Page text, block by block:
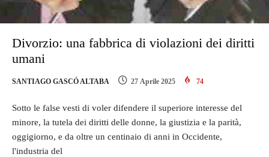
Divorzio: una fabbrica di violazioni dei diritti
umani
SANTIAGO GASCÓ ALTABA 27 Aprile 2025 74
Sotto le false vesti di voler difendere il superiore interesse del
minore, la tutela dei diritti delle donne, la giustizia e la parità,
oggigiorno, e da oltre un centinaio di anni in Occidente,
l'industria del